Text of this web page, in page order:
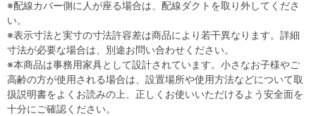
※配線カバー側に人が座る場合は、配線ダクトを取り外してくださ
い。
※表示寸法と実寸の寸法許容差は商品により若干異なります。詳細
寸法が必要な場合は、別途お問い合わせください。
※本商品は事務用家具として設計されています。小さなお子様やご
高齢の方が使用される場合は、設置場所や使用方法などについて取
扱説明書をよくお読みの上、正しくお使いいただけるよう安全面を
十分にご確認ください。